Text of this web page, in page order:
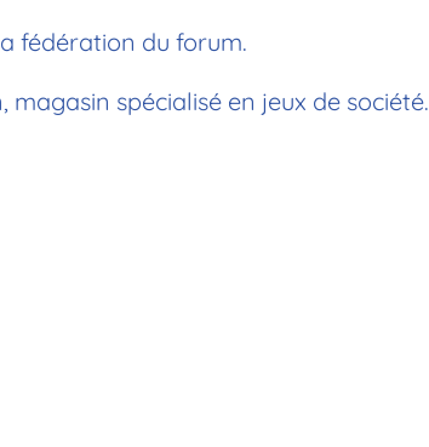
fédération du forum.
magasin spécialisé en jeux de société.